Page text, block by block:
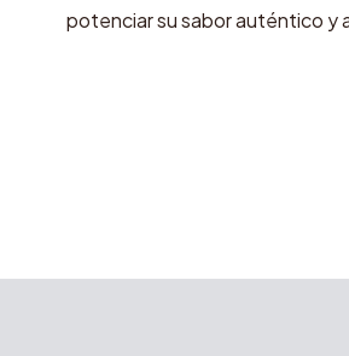
potenciar su sabor auténtico y